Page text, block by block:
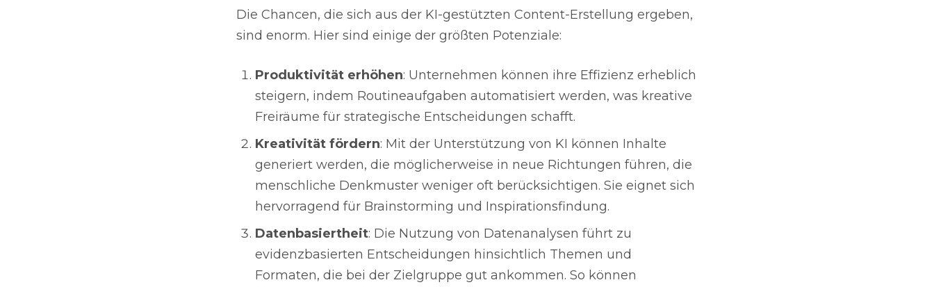
Die Chancen, die sich aus der KI-gestützten Content-Erstellung ergeben,
sind enorm. Hier sind einige der größten Potenziale:
Produktivität erhöhen: Unternehmen können ihre Effizienz erheblich
steigern, indem Routineaufgaben automatisiert werden, was kreative
Freiräume für strategische Entscheidungen schafft.
Kreativität fördern: Mit der Unterstützung von KI können Inhalte
generiert werden, die möglicherweise in neue Richtungen führen, die
menschliche Denkmuster weniger oft berücksichtigen. Sie eignet sich
hervorragend für Brainstorming und Inspirationsfindung.
Datenbasiertheit: Die Nutzung von Datenanalysen führt zu
evidenzbasierten Entscheidungen hinsichtlich Themen und
Formaten, die bei der Zielgruppe gut ankommen. So können